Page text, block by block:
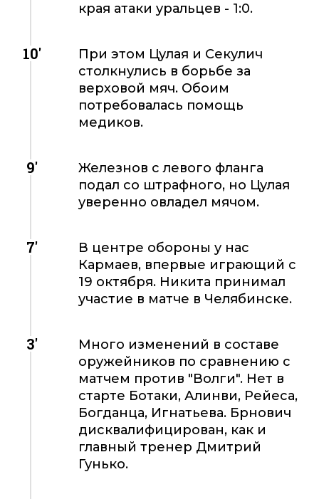
края атаки уральцев - 1:0.
10'
При этом Цулая и Секулич
столкнулись в борьбе за
верховой мяч. Обоим
потребовалась помощь
медиков.
9'
Железнов с левого фланга
подал со штрафного, но Цулая
уверенно овладел мячом.
7'
В центре обороны у нас
Кармаев, впервые играющий с
19 октября. Никита принимал
участие в матче в Челябинске.
3'
Много изменений в составе
оружейников по сравнению с
матчем против "Волги". Нет в
старте Ботаки, Алинви, Рейеса,
Богданца, Игнатьева. Брнович
дисквалифицирован, как и
главный тренер Дмитрий
Гунько.